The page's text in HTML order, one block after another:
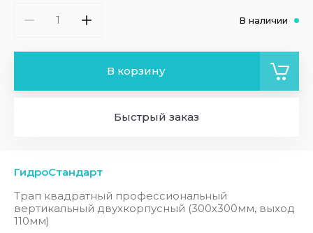
ГидроСтандарт
Трап квадратный профессиональный
вертикальный двухкорпусный (300х300мм, выход
110мм)
В наличии
В корзину
Быстрый заказ